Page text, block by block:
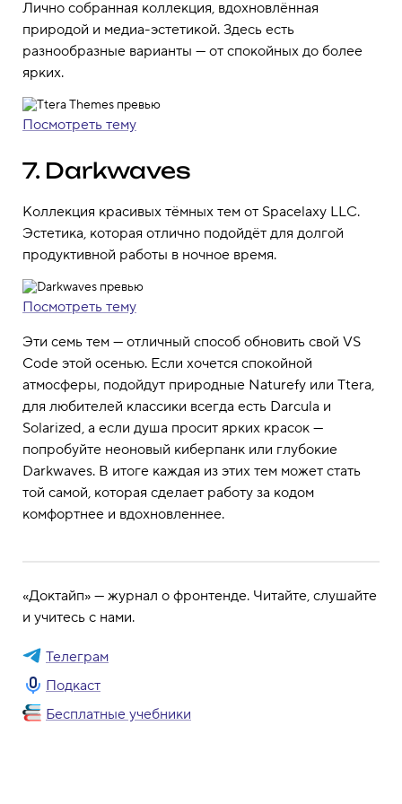
Лично собранная коллекция, вдохновлённая
природой и медиа-эстетикой. Здесь есть
разнообразные варианты — от спокойных до более
ярких.
Посмотреть тему
7. Darkwaves
Коллекция красивых тёмных тем от Spacelaxy LLC.
Эстетика, которая отлично подойдёт для долгой
продуктивной работы в ночное время.
Посмотреть тему
Эти семь тем — отличный способ обновить свой VS
Code этой осенью. Если хочется спокойной
атмосферы, подойдут природные Naturefy или Ttera,
для любителей классики всегда есть Darcula и
Solarized, а если душа просит ярких красок —
попробуйте неоновый киберпанк или глубокие
Darkwaves. В итоге каждая из этих тем может стать
той самой, которая сделает работу за кодом
комфортнее и вдохновленнее.
«Доктайп» — журнал о фронтенде. Читайте, слушайте
и учитесь с нами.
Телеграм
Подкаст
Бесплатные учебники